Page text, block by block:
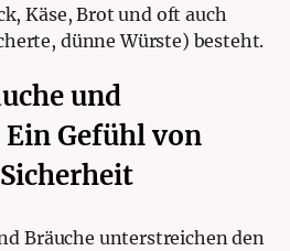
Käse, Brot und oft auch
dünne Würste) besteht.
und
Gefühl von
Sicherheit
Bräuche unterstreichen den